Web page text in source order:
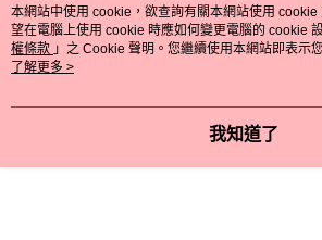
本網站中使用 cookie，欲查詢有關本網站使用 cookie
望在電腦上使用 cookie 時應如何變更電腦的 cookie
權條款 」之 Cookie 聲明。您繼續使用本網站即表示
用條款之 Cookie 聲明使用 cookie。
了解更多 >
我知道了